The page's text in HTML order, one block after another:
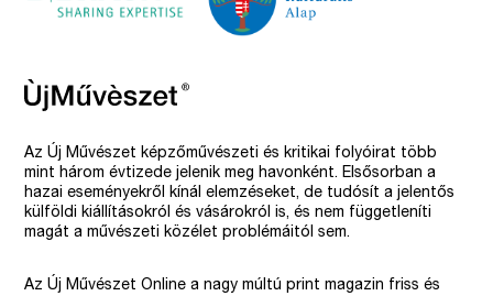
Az Új Művészet képzőművészeti és kritikai folyóirat több
mint három évtizede jelenik meg havonként. Elsősorban a
hazai eseményekről kínál elemzéseket, de tudósít a jelentős
külföldi kiállításokról és vásárokról is, és nem függetleníti
magát a művészeti közélet problémáitól sem.
Az Új Művészet Online a nagy múltú print magazin friss és